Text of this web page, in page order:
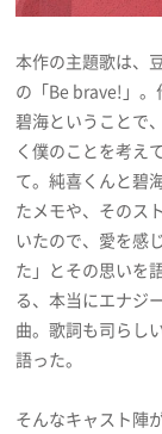
本作の主題歌は、
の「Be brave!」
碧海ということで
く僕のことを考え
て。純喜くんと碧
たメモや、そのス
いたので、愛を感
た」とその思いを
る、本当にエナジ
曲。歌詞も司らし
語った。
そんなキャスト陣